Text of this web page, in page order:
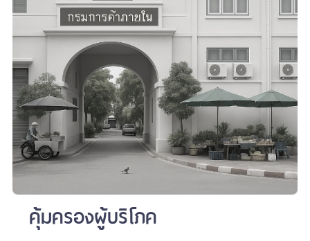
คุ้มครองผู้บริโภค
จำนวนผู้เข้าชม 1,903
81 หมู่ที่ 1 ต.โคกสว่าง อ.เมืองสระบุรี จ.สระบุรี 18000
โทร :0-3621-1668
Call Center :1569 ร้องเรียน / เสนอแนะ
Email :saraburi@cbwmthai.org
โทรสาร :0-3621-1668